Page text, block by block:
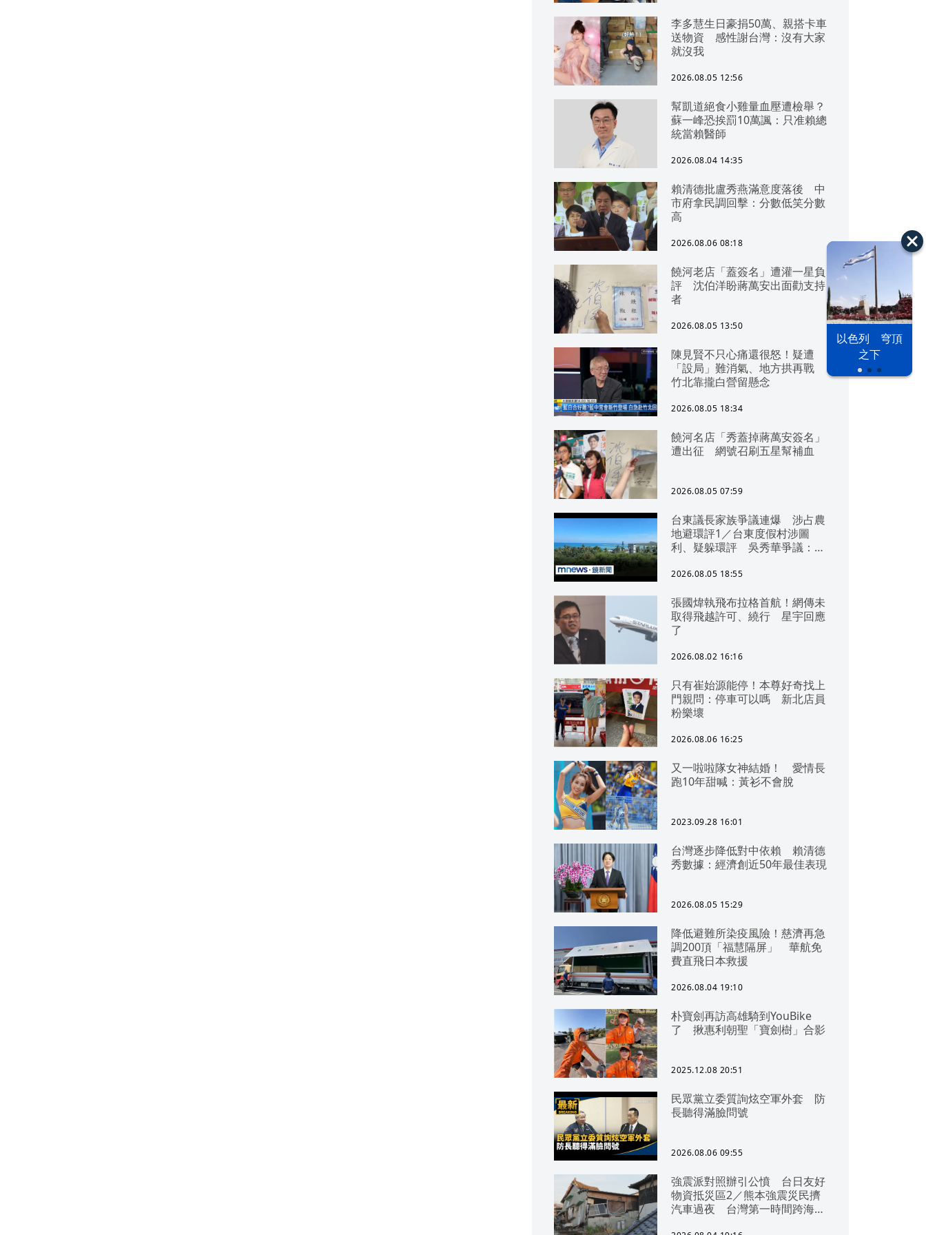
以色列 穹頂
之下
李多慧生日豪捐50萬、親搭卡車
送物資 感性謝台灣：沒有大家
就沒我
2026.08.05 12:56
幫凱道絕食小雞量血壓遭檢舉？
蘇一峰恐挨罰10萬諷：只准賴總
統當賴醫師
2026.08.04 14:35
賴清德批盧秀燕滿意度落後 中
市府拿民調回擊：分數低笑分數
高
2026.08.06 08:18
饒河老店「蓋簽名」遭灌一星負
評 沈伯洋盼蔣萬安出面勸支持
者
2026.08.05 13:50
陳見賢不只心痛還很怒！疑遭
「設局」難消氣、地方拱再戰
竹北靠攏白營留懸念
2026.08.05 18:34
饒河名店「秀蓋掉蔣萬安簽名」
遭出征 網號召刷五星幫補血
2026.08.05 07:59
台東議長家族爭議連爆 涉占農
地避環評1／台東度假村涉圖
利、疑躲環評 吳秀華爭議：概
2026.08.05 18:55
張國煒執飛布拉格首航！網傳未
取得飛越許可、繞行 星宇回應
了
2026.08.02 16:16
只有崔始源能停！本尊好奇找上
門親問：停車可以嗎 新北店員
粉樂壞
2026.08.06 16:25
又一啦啦隊女神結婚！ 愛情長
跑10年甜喊：黃衫不會脫
2023.09.28 16:01
台灣逐步降低對中依賴 賴清德
秀數據：經濟創近50年最佳表現
2026.08.05 15:29
降低避難所染疫風險！慈濟再急
調200頂「福慧隔屏」 華航免
費直飛日本救援
2026.08.04 19:10
朴寶劍再訪高雄騎到YouBike
了 揪惠利朝聖「寶劍樹」合影
2025.12.08 20:51
民眾黨立委質詢炫空軍外套 防
長聽得滿臉問號
2026.08.06 09:55
強震派對照辦引公憤 台日友好
物資抵災區2／熊本強震災民擠
汽車過夜 台灣第一時間跨海急